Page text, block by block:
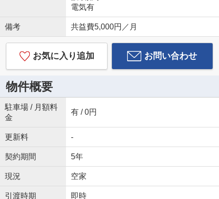
電気有
備考 共益費5,000円／月
お気に入り追加 お問い合わせ
物件概要
駐車場 / 月額料
金
有 / 0円
更新料 -
契約期間 5年
現況 空家
引渡時期 即時